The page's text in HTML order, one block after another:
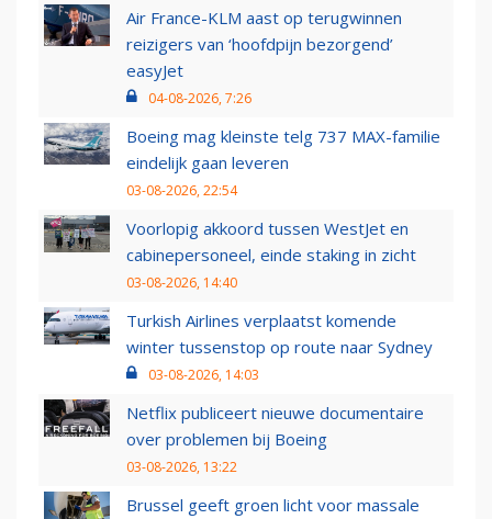
Air France-KLM aast op terugwinnen
reizigers van ‘hoofdpijn bezorgend’
easyJet
04-08-2026, 7:26
Boeing mag kleinste telg 737 MAX-familie
eindelijk gaan leveren
03-08-2026, 22:54
Voorlopig akkoord tussen WestJet en
cabinepersoneel, einde staking in zicht
03-08-2026, 14:40
Turkish Airlines verplaatst komende
winter tussenstop op route naar Sydney
03-08-2026, 14:03
Netflix publiceert nieuwe documentaire
over problemen bij Boeing
03-08-2026, 13:22
Brussel geeft groen licht voor massale